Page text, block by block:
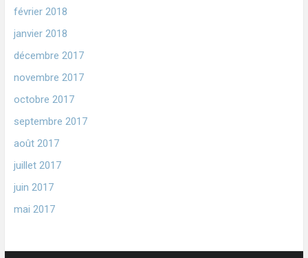
février 2018
janvier 2018
décembre 2017
novembre 2017
octobre 2017
septembre 2017
août 2017
juillet 2017
juin 2017
mai 2017